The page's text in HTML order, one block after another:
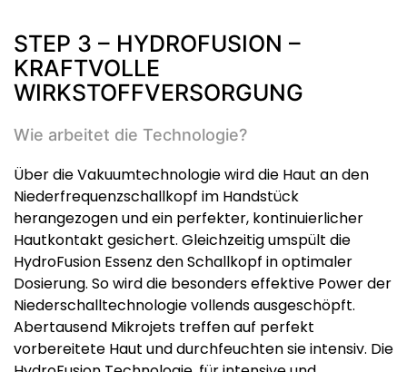
STEP 3 – HYDROFUSION –
KRAFTVOLLE
WIRKSTOFFVERSORGUNG
Wie arbeitet die Technologie?
Über die Vakuumtechnologie wird die Haut an den
Niederfrequenzschallkopf im Handstück
herangezogen und ein perfekter, kontinuierlicher
Hautkontakt gesichert. Gleichzeitig umspült die
HydroFusion Essenz den Schallkopf in optimaler
Dosierung. So wird die besonders effektive Power der
Niederschalltechnologie vollends ausgeschöpft.
Abertausend Mikrojets treffen auf perfekt
vorbereitete Haut und durchfeuchten sie intensiv. Die